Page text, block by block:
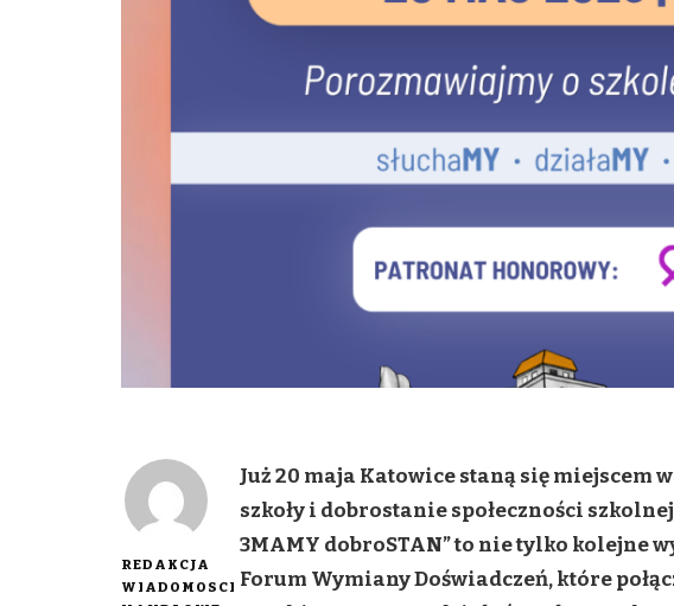
REDAKCJA
WIADOMOSCI
Już 20 maja Katowice staną się miejscem
szkoły i dobrostanie społeczności
3MAMY dobroSTAN” to nie tylko kolejne
Forum Wymiany Doświadczeń, które